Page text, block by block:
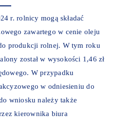
r. rolnicy mogą składać
zawartego w cenie oleju
produkcji rolnej. W tym roku
został w wysokości 1,46 zł
W przypadku
w odniesieniu do
wniosku należy także
kierownika biura